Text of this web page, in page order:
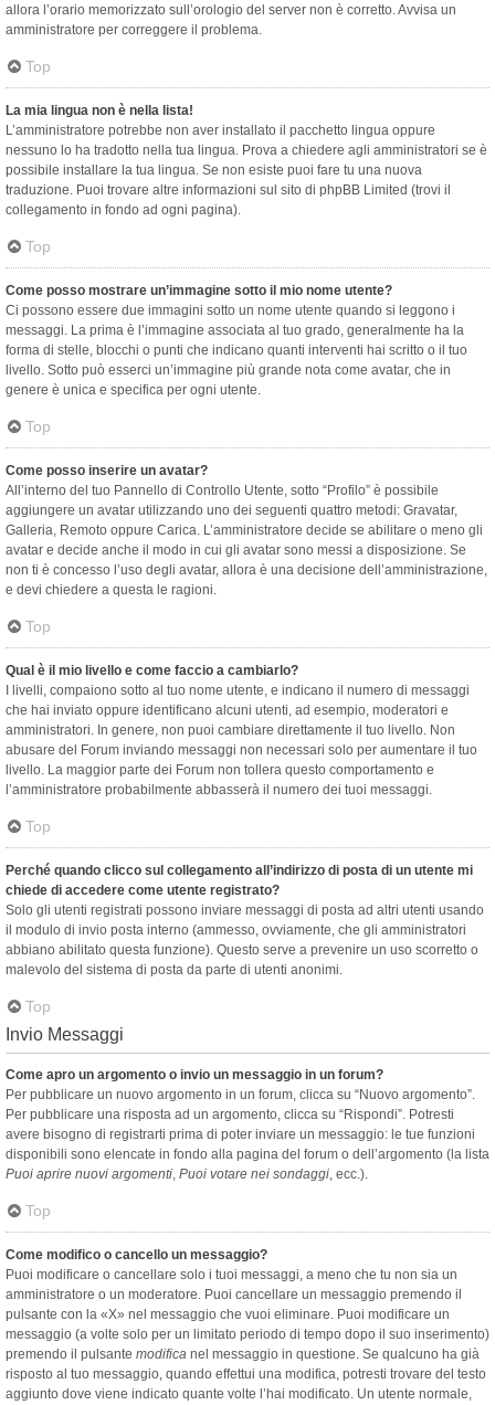
allora l’orario memorizzato sull’orologio del server non è corretto. Avvisa un
amministratore per correggere il problema.
Top
La mia lingua non è nella lista!
L’amministratore potrebbe non aver installato il pacchetto lingua oppure
nessuno lo ha tradotto nella tua lingua. Prova a chiedere agli amministratori se è
possibile installare la tua lingua. Se non esiste puoi fare tu una nuova
traduzione. Puoi trovare altre informazioni sul sito di phpBB Limited (trovi il
collegamento in fondo ad ogni pagina).
Top
Come posso mostrare un’immagine sotto il mio nome utente?
Ci possono essere due immagini sotto un nome utente quando si leggono i
messaggi. La prima è l’immagine associata al tuo grado, generalmente ha la
forma di stelle, blocchi o punti che indicano quanti interventi hai scritto o il tuo
livello. Sotto può esserci un’immagine più grande nota come avatar, che in
genere è unica e specifica per ogni utente.
Top
Come posso inserire un avatar?
All’interno del tuo Pannello di Controllo Utente, sotto “Profilo” è possibile
aggiungere un avatar utilizzando uno dei seguenti quattro metodi: Gravatar,
Galleria, Remoto oppure Carica. L’amministratore decide se abilitare o meno gli
avatar e decide anche il modo in cui gli avatar sono messi a disposizione. Se
non ti è concesso l’uso degli avatar, allora è una decisione dell’amministrazione,
e devi chiedere a questa le ragioni.
Top
Qual è il mio livello e come faccio a cambiarlo?
I livelli, compaiono sotto al tuo nome utente, e indicano il numero di messaggi
che hai inviato oppure identificano alcuni utenti, ad esempio, moderatori e
amministratori. In genere, non puoi cambiare direttamente il tuo livello. Non
abusare del Forum inviando messaggi non necessari solo per aumentare il tuo
livello. La maggior parte dei Forum non tollera questo comportamento e
l’amministratore probabilmente abbasserà il numero dei tuoi messaggi.
Top
Perché quando clicco sul collegamento all’indirizzo di posta di un utente mi
chiede di accedere come utente registrato?
Solo gli utenti registrati possono inviare messaggi di posta ad altri utenti usando
il modulo di invio posta interno (ammesso, ovviamente, che gli amministratori
abbiano abilitato questa funzione). Questo serve a prevenire un uso scorretto o
malevolo del sistema di posta da parte di utenti anonimi.
Top
Invio Messaggi
Come apro un argomento o invio un messaggio in un forum?
Per pubblicare un nuovo argomento in un forum, clicca su “Nuovo argomento”.
Per pubblicare una risposta ad un argomento, clicca su “Rispondi”. Potresti
avere bisogno di registrarti prima di poter inviare un messaggio: le tue funzioni
disponibili sono elencate in fondo alla pagina del forum o dell’argomento (la lista
Puoi aprire nuovi argomenti, Puoi votare nei sondaggi, ecc.).
Top
Come modifico o cancello un messaggio?
Puoi modificare o cancellare solo i tuoi messaggi, a meno che tu non sia un
amministratore o un moderatore. Puoi cancellare un messaggio premendo il
pulsante con la «X» nel messaggio che vuoi eliminare. Puoi modificare un
messaggio (a volte solo per un limitato periodo di tempo dopo il suo inserimento)
premendo il pulsante modifica nel messaggio in questione. Se qualcuno ha già
risposto al tuo messaggio, quando effettui una modifica, potresti trovare del testo
aggiunto dove viene indicato quante volte l’hai modificato. Un utente normale,